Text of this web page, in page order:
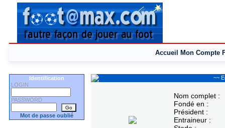
Accueil Mon Compte
Identification
LOGIN
PASSWORD
Mot de passe oublié
~~
Nom complet :
Fondé en :
Président :
Entraineur :